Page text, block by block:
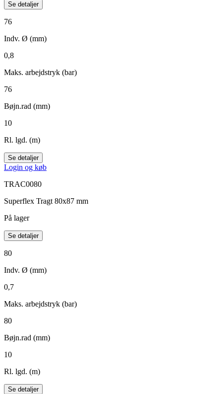
Se detaljer
76
Indv. Ø (mm)
0,8
Maks. arbejdstryk (bar)
76
Bøjn.rad (mm)
10
Rl. lgd. (m)
Se detaljer
Login og køb
TRAC0080
Superflex Tragt 80x87 mm
På lager
Se detaljer
80
Indv. Ø (mm)
0,7
Maks. arbejdstryk (bar)
80
Bøjn.rad (mm)
10
Rl. lgd. (m)
Se detaljer